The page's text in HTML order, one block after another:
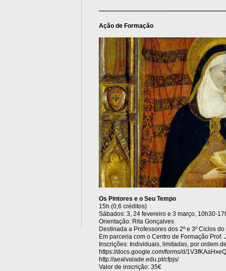
Ação de Formação
Os Pintores e o Seu Tempo
15h (0,6 créditos)
Sábados: 3, 24 fevereiro e 3 março, 10h30-
Orientação: Rita Gonçalves
Destinada a Professores dos 2º e 3º Ciclos
Em parceria com o Centro de Formação Prof.
Inscrições: Individuais, limitadas, por ordem
https://docs.google.com/forms/d/
http://aealvalade.edu.pt/cfpjs/
Valor de inscrição: 35€